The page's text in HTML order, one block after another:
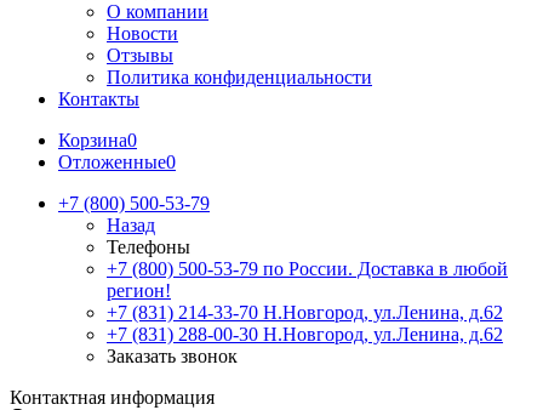
О компании
Новости
Отзывы
Политика конфиденциальности
Контакты
Корзина0
Отложенные0
+7 (800) 500-53-79
Назад
Телефоны
+7 (800) 500-53-79 по России. Доставка в любой
регион!
+7 (831) 214-33-70 Н.Новгород, ул.Ленина, д.62
+7 (831) 288-00-30 Н.Новгород, ул.Ленина, д.62
Заказать звонок
Контактная информация